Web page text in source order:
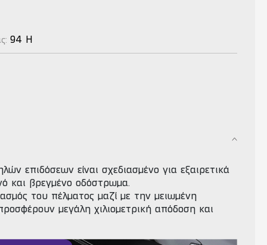
94 H
επιδόσεων είναι σχεδιασμένο για εξαιρετικά
και βρεγμένο οδόστρωμα.
του πέλματος μαζί με την μειωμένη
μεγάλη χιλιομετρική απόδοση και